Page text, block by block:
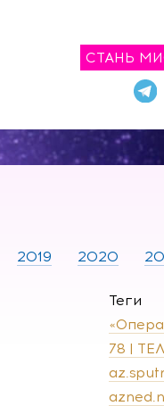
СТАНЬ
2019 2020
Теги
78 |